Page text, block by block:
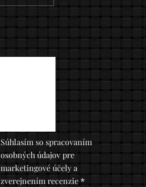
Súhlasím so spracovaním
osobných údajov pre
marketingové účely a
zverejnením recenzie